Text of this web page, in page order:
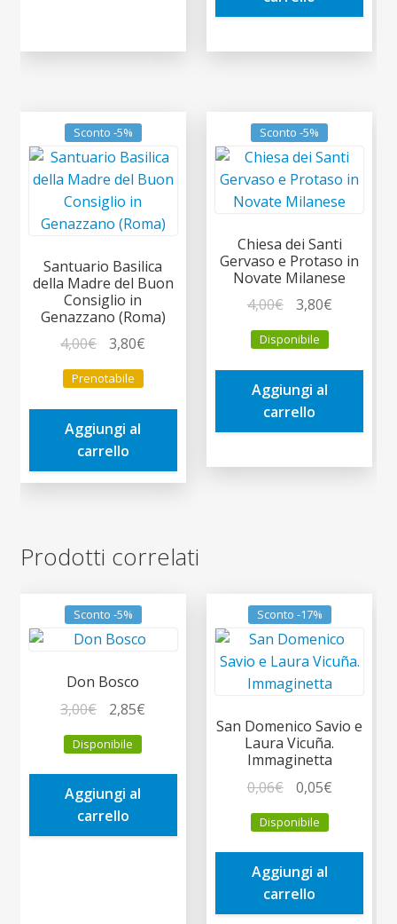
Sconto -5%
Santuario Basilica
della Madre del Buon
Consiglio in
Genazzano (Roma)
4,00€
prezzo
originale
era:
4,00€.
3,80€
è:
Prenotabile
Aggiungi al
carrello
Sconto -5%
Chiesa dei Santi
Gervaso e Protaso in
Novate Milanese
4,00€
prezzo
originale
era:
4,00€.
3,80€Il
è:
Disponibile
Aggiungi al
carrello
Prodotti correlati
Sconto -5%
Don Bosco
3,00€
prezzo
originale
era:
3,00€.
2,85€
è:
Disponibile
Aggiungi al
carrello
Sconto -17%
San Domenico Savio e
Laura Vicuña.
Immaginetta
0,06€
prezzo
originale
era:
0,06€.
0,05€Il
è:
Disponibile
Aggiungi al
carrello